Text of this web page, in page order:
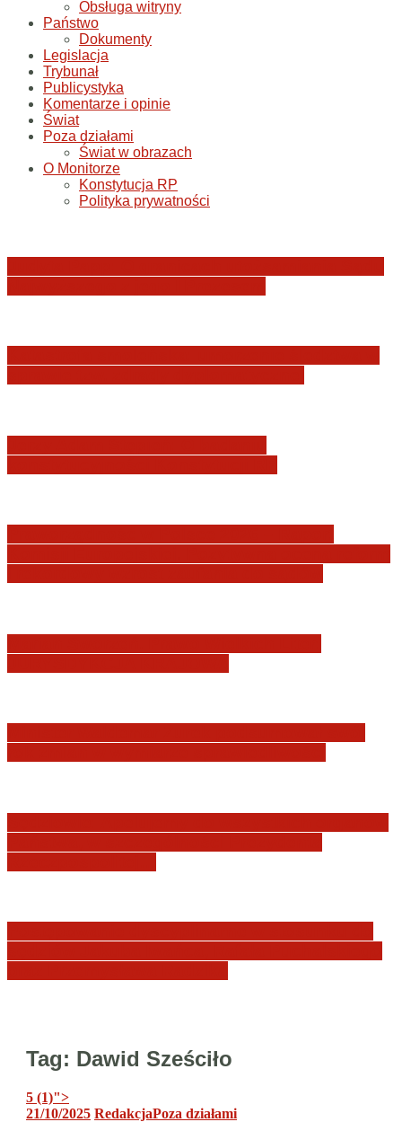
Obsługa witryny
Państwo
Dokumenty
Legislacja
Trybunał
Publicystyka
Komentarze i opinie
Świat
Poza działami
Świat w obrazach
O Monitorze
Konstytucja RP
Polityka prywatności
Tag: Dawid Sześciło
5 (1)">
21/10/2025 RedakcjaPoza działami